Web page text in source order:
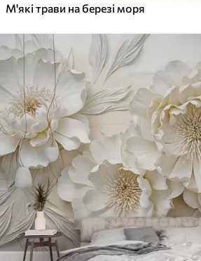
М'які трави на березі моря